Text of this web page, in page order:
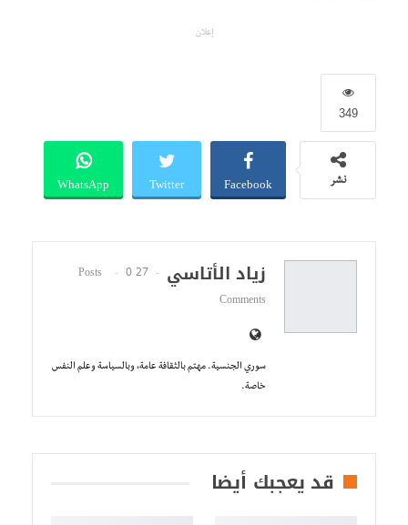
إعلان
349
نشر Facebook
Twitter
WhatsApp
زياد الأتاسي 27 Posts
0
Comments
سوري الجنسية. مهتم بالثقافة عامة، وبالسياسة وعلم النفس
خاصة.
قد يعجبك أيضا